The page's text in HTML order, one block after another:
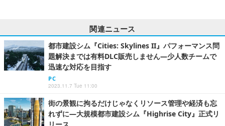
関連ニュース
都市建設シム『Cities: Skylines II』パフォーマンス問
題解決までは有料DLC販売しません―少人数チームで
迅速な対応を目指す
PC
2023.11.7 Tue 11:00
街の景観に拘るだけじゃなくリソース管理や経済も忘
れずに―大規模都市建設シム『Highrise City』正式リ